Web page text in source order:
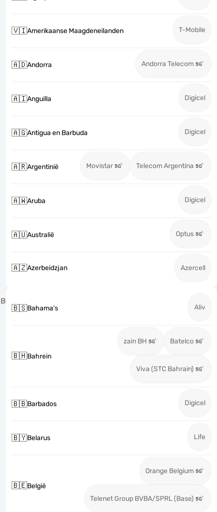
🇻🇮Amerikaanse Maagdeneilanden T-Mobile
🇦🇩Andorra Andorra Telecom
🇦🇮Anguilla Digicel
🇦🇬Antigua en Barbuda Digicel
🇦🇷Argentinië Movistar Telecom Argentina
🇦🇼Aruba Digicel
🇦🇺Australië Optus
🇦🇿Azerbeidzjan Azercell
B
🇧🇸Bahama's Aliv
🇧🇭Bahrein
zain BH Batelco
Viva (STC Bahrain)
🇧🇧Barbados Digicel
🇧🇾Belarus Life
🇧🇪België
Orange Belgium
Telenet Group BVBA/SPRL (Base)